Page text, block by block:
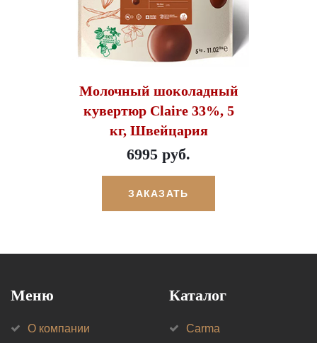
Молочный шоколадный
кувертюр Claire 33%, 5
кг, Швейцария
6995 руб.
ЗАКАЗАТЬ
Меню
О компании
Каталог
Carma